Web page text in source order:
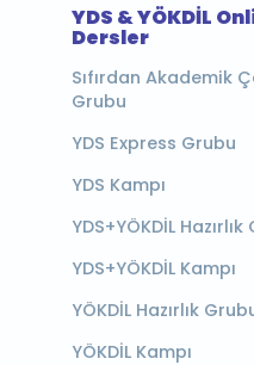
YDS & YÖKDİL
Dersler
Sıfırdan Akademik
Grubu
YDS Express Grubu
YDS Kampı
YDS+YÖKDİL
YDS+YÖKDİL Kampı
YÖKDİL Hazırlık
YÖKDİL Kampı